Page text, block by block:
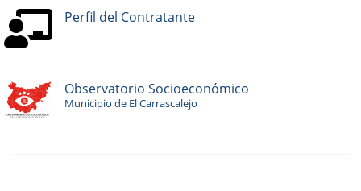
Perfil del Contratante
Observatorio Socioeconómico
Municipio de El Carrascalejo